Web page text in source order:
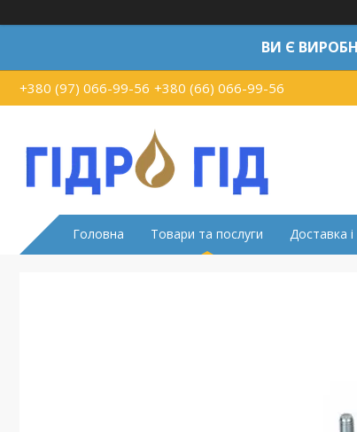
ВИ Є
+380 (97) 066-99-56 +380 (66) 066-99-56
Головна Товари та послуги Доставка